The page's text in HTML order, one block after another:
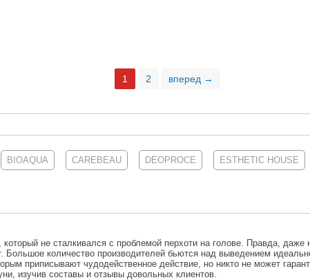
1 2 вперед →
BIOAQUA CAREBEAU DEOPROCE ESTHETIC HOUSE
не сталкивался с проблемой перхоти на голове. Правда, даже
Большое количество производителей бьются над выведением
приписывают чудодейственное действие, но никто не может
изучив составы и отзывы довольных клиентов.